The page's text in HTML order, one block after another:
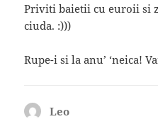
Priviti baietii cu euroii si
ciuda. :)))
Rupe-i si la anu’ ‘neica!
Leo